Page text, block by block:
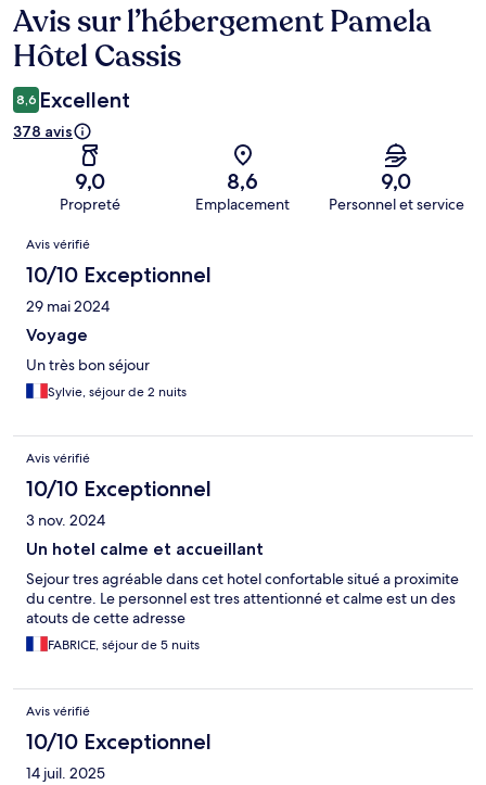
Avis
Avis sur l’hébergement Pamela
Hôtel Cassis
8,6 Excellent
378 avis
9,0
Propreté
8,6
Emplacement
9,0
Personnel et service
Avis
Avis vérifié
10/10 Exceptionnel
29 mai 2024
Voyage
Un très bon séjour
Sylvie, séjour de 2 nuits
Avis vérifié
10/10 Exceptionnel
3 nov. 2024
Un hotel calme et accueillant
Sejour tres agréable dans cet hotel confortable situé a proximite
du centre. Le personnel est tres attentionné et calme est un des
atouts de cette adresse
FABRICE, séjour de 5 nuits
Avis vérifié
10/10 Exceptionnel
14 juil. 2025